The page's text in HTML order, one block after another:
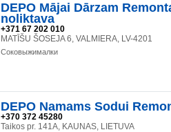
DEPO Mājai Dārzam
noliktava
+371 67 202 010
MATĪŠU ŠOSEJA 6, VALMIERA, LV-4201
Соковыжималки
DEPO Namams Sodui
+370 372 45280
Taikos pr. 141A, KAUNAS, LIETUVA